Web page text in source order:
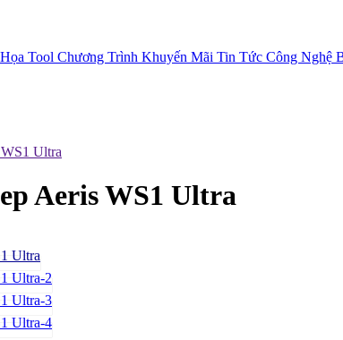
Tool Chương Trình Khuyến Mãi Tin Tức Công Nghệ
Ultra
Aeris WS1 Ultra